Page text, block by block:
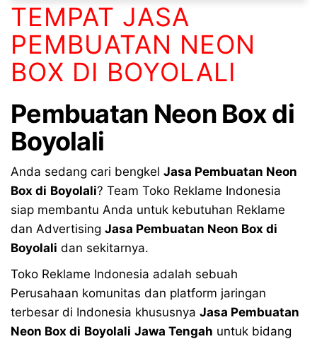
TEMPAT JASA
PEMBUATAN NEON
BOX DI BOYOLALI
Pembuatan Neon Box di
Boyolali
Anda sedang cari bengkel Jasa Pembuatan Neon
Box di Boyolali? Team Toko Reklame Indonesia
siap membantu Anda untuk kebutuhan Reklame
dan Advertising Jasa Pembuatan Neon Box di
Boyolali dan sekitarnya.
Toko Reklame Indonesia adalah sebuah
Perusahaan komunitas dan platform jaringan
terbesar di Indonesia khususnya Jasa Pembuatan
Neon Box di Boyolali Jawa Tengah untuk bidang